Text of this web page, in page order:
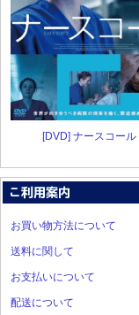
[DVD] ナースコール
お買い物方法について
送料に関して
お支払いについて
配送について